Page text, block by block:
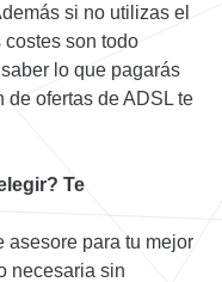
si no utilizas el
son todo
lo que pagarás
de ofertas de ADSL te
Te
asesore para tu mejor
necesaria sin